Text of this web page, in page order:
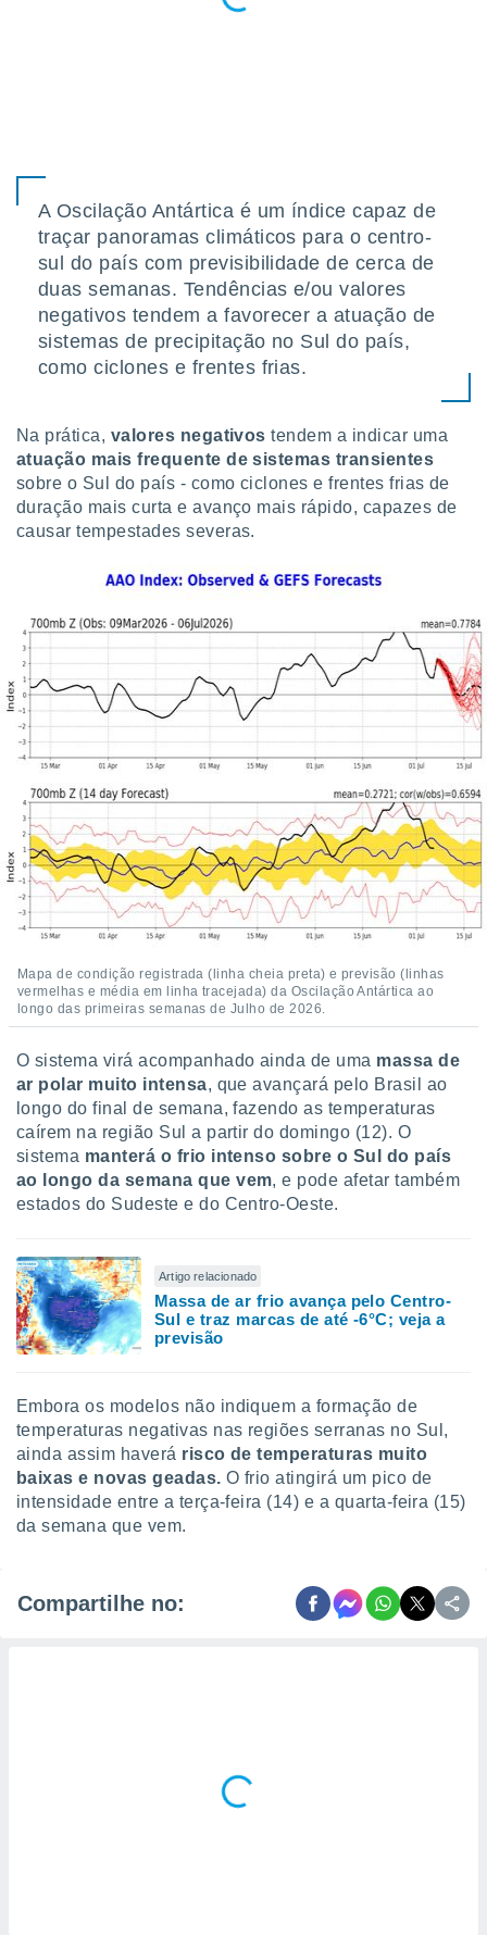
A Oscilação Antártica é um índice capaz de
traçar panoramas climáticos para o centro-
sul do país com previsibilidade de cerca de
duas semanas. Tendências e/ou valores
negativos tendem a favorecer a atuação de
sistemas de precipitação no Sul do país,
como ciclones e frentes frias.
Na prática, valores negativos tendem a indicar uma
atuação mais frequente de sistemas transientes
sobre o Sul do país - como ciclones e frentes frias de
duração mais curta e avanço mais rápido, capazes de
causar tempestades severas.
Mapa de condição registrada (linha cheia preta) e previsão (linhas
vermelhas e média em linha tracejada) da Oscilação Antártica ao
longo das primeiras semanas de Julho de 2026.
O sistema virá acompanhado ainda de uma massa de
ar polar muito intensa, que avançará pelo Brasil ao
longo do final de semana, fazendo as temperaturas
caírem na região Sul a partir do domingo (12). O
sistema manterá o frio intenso sobre o Sul do país
ao longo da semana que vem, e pode afetar também
estados do Sudeste e do Centro-Oeste.
Artigo relacionado
Massa de ar frio avança pelo Centro-
Sul e traz marcas de até -6°C; veja a
previsão
Embora os modelos não indiquem a formação de
temperaturas negativas nas regiões serranas no Sul,
ainda assim haverá risco de temperaturas muito
baixas e novas geadas. O frio atingirá um pico de
intensidade entre a terça-feira (14) e a quarta-feira (15)
da semana que vem.
Compartilhe no: